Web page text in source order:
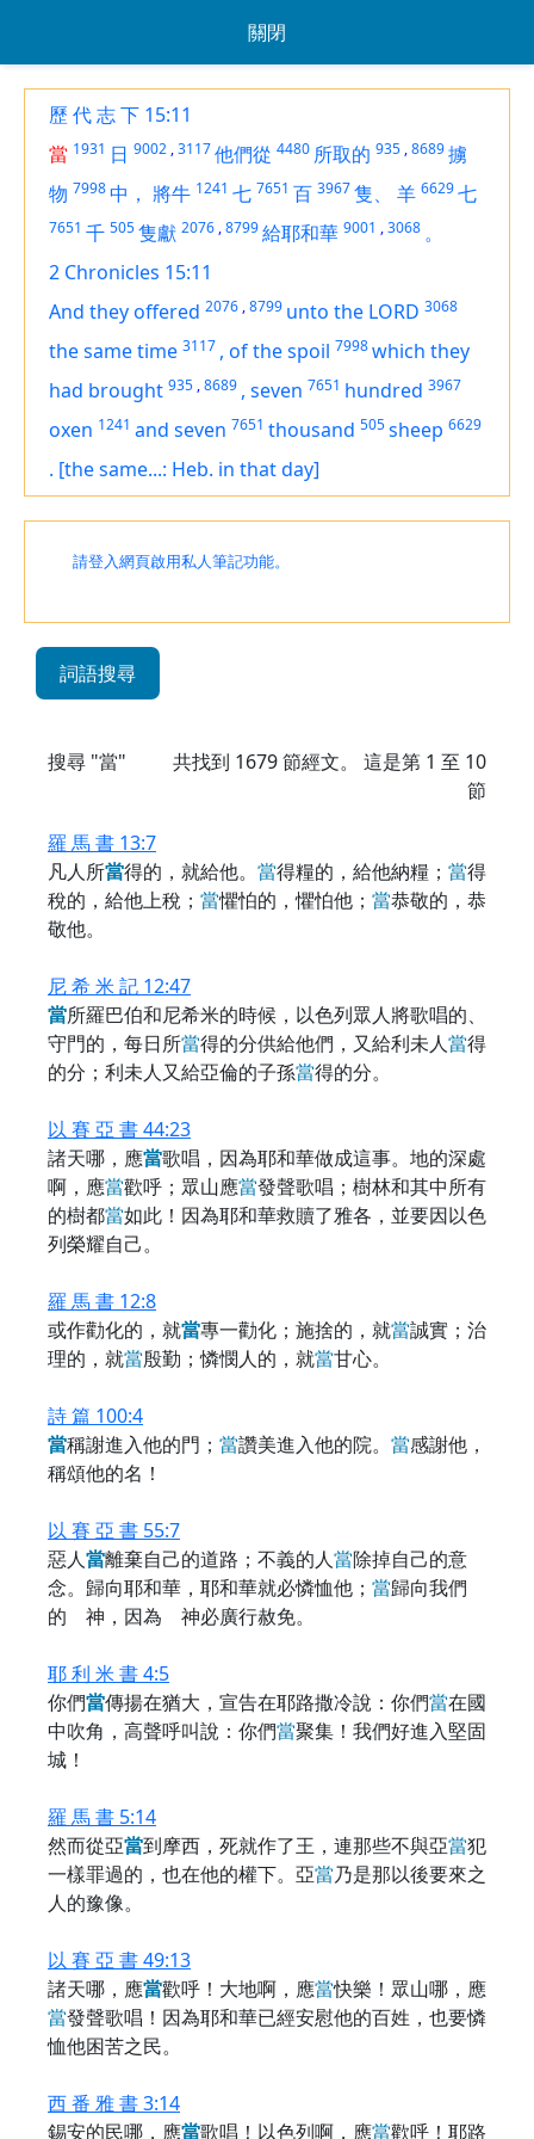
關閉
歷 代 志 下 15:11
當 1931 日 9002 ,3117他們從 4480 所取的 935 ,8689擄
物 7998中， 將牛 1241 七 7651 百 3967隻、 羊 6629七
7651 千 505隻獻 2076 ,8799給耶和華 9001 ,3068 。
2 Chronicles 15:11
And they offered 2076 ,8799 unto the LORD 3068
the same time 3117 , of the spoil 7998which they
had brought 935 ,8689 , seven 7651 hundred 3967
oxen 1241 and seven 7651 thousand 505sheep 6629
. [the same...: Heb. in that day]
請登入網頁啟用私人筆記功能。
詞語搜尋
搜尋 "當" 共找到 1679節經文。 這是第 1 至 10
節
羅 馬 書 13:7
凡人所當得的，就給他。 當得糧的，給他納糧； 當得
稅的，給他上稅； 當懼怕的，懼怕他； 當恭敬的，恭
敬他。
尼 希 米 記 12:47
當所羅巴伯和尼希米的時候，以色列眾人將歌唱的、
守門的，每日所當得的分供給他們，又給利未人當得
的分；利未人又給亞倫的子孫當得的分。
以 賽 亞 書 44:23
諸天哪，應當歌唱，因為耶和華做成這事。地的深處
啊，應當歡呼；眾山應當發聲歌唱；樹林和其中所有
的樹都當如此！因為耶和華救贖了雅各，並要因以色
列榮耀自己。
羅 馬 書 12:8
或作勸化的，就當專一勸化；施捨的，就當誠實；治
理的，就當殷勤；憐憫人的，就當甘心。
詩 篇 100:4
當稱謝進入他的門； 當讚美進入他的院。 當感謝他，
稱頌他的名！
以 賽 亞 書 55:7
惡人當離棄自己的道路；不義的人當除掉自己的意
念。歸向耶和華，耶和華就必憐恤他； 當歸向我們
的 神，因為 神必廣行赦免。
耶 利 米 書 4:5
你們當傳揚在猶大，宣告在耶路撒冷說：你們當在國
中吹角，高聲呼叫說：你們當聚集！我們好進入堅固
城！
羅 馬 書 5:14
然而從亞當到摩西，死就作了王，連那些不與亞當犯
一樣罪過的，也在他的權下。亞當乃是那以後要來之
人的豫像。
以 賽 亞 書 49:13
諸天哪，應當歡呼！大地啊，應當快樂！眾山哪，應
當發聲歌唱！因為耶和華已經安慰他的百姓，也要憐
恤他困苦之民。
西 番 雅 書 3:14
錫安的民哪，應當歌唱！以色列啊，應當歡呼！耶路